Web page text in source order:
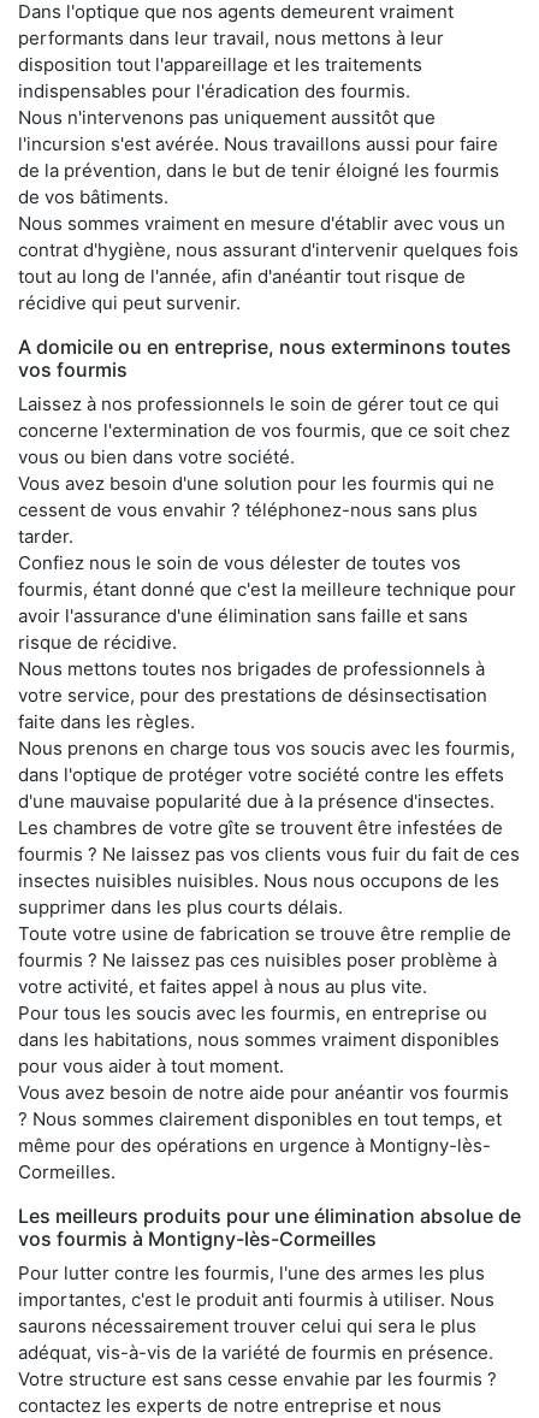
Dans l'optique que nos agents demeurent vraiment
performants dans leur travail, nous mettons à leur
disposition tout l'appareillage et les traitements
indispensables pour l'éradication des fourmis.
Nous n'intervenons pas uniquement aussitôt que
l'incursion s'est avérée. Nous travaillons aussi pour faire
de la prévention, dans le but de tenir éloigné les fourmis
de vos bâtiments.
Nous sommes vraiment en mesure d'établir avec vous un
contrat d'hygiène, nous assurant d'intervenir quelques fois
tout au long de l'année, afin d'anéantir tout risque de
récidive qui peut survenir.
A domicile ou en entreprise, nous exterminons toutes
vos fourmis
Laissez à nos professionnels le soin de gérer tout ce qui
concerne l'extermination de vos fourmis, que ce soit chez
vous ou bien dans votre société.
Vous avez besoin d'une solution pour les fourmis qui ne
cessent de vous envahir ? téléphonez-nous sans plus
tarder.
Confiez nous le soin de vous délester de toutes vos
fourmis, étant donné que c'est la meilleure technique pour
avoir l'assurance d'une élimination sans faille et sans
risque de récidive.
Nous mettons toutes nos brigades de professionnels à
votre service, pour des prestations de désinsectisation
faite dans les règles.
Nous prenons en charge tous vos soucis avec les fourmis,
dans l'optique de protéger votre société contre les effets
d'une mauvaise popularité due à la présence d'insectes.
Les chambres de votre gîte se trouvent être infestées de
fourmis ? Ne laissez pas vos clients vous fuir du fait de ces
insectes nuisibles nuisibles. Nous nous occupons de les
supprimer dans les plus courts délais.
Toute votre usine de fabrication se trouve être remplie de
fourmis ? Ne laissez pas ces nuisibles poser problème à
votre activité, et faites appel à nous au plus vite.
Pour tous les soucis avec les fourmis, en entreprise ou
dans les habitations, nous sommes vraiment disponibles
pour vous aider à tout moment.
Vous avez besoin de notre aide pour anéantir vos fourmis
? Nous sommes clairement disponibles en tout temps, et
même pour des opérations en urgence à Montigny-lès-
Cormeilles.
Les meilleurs produits pour une élimination absolue de
vos fourmis à Montigny-lès-Cormeilles
Pour lutter contre les fourmis, l'une des armes les plus
importantes, c'est le produit anti fourmis à utiliser. Nous
saurons nécessairement trouver celui qui sera le plus
adéquat, vis-à-vis de la variété de fourmis en présence.
Votre structure est sans cesse envahie par les fourmis ?
contactez les experts de notre entreprise et nous